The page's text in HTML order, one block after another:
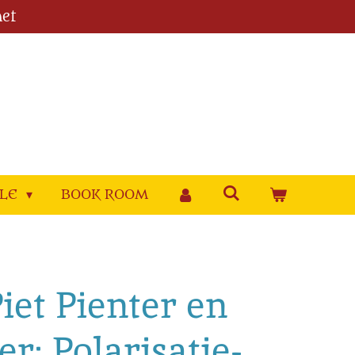
BOOK ROOM
Pienter en